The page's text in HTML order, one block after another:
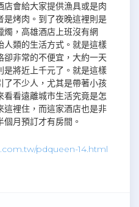
店會給大家提供漁具或是肉
是烤肉。到了夜晚這裡則是
燭，高雄酒店上班沒有網
人類的生活方式。就是這樣
卻非常的不便宜，大約一天
將近上千元了。就是這樣
了不少人，尤其是帶著小孩
看看遠離城市生活究竟是怎
這裡住，而這家酒店也是非
月預訂才有房間。
pdqueen-14.html